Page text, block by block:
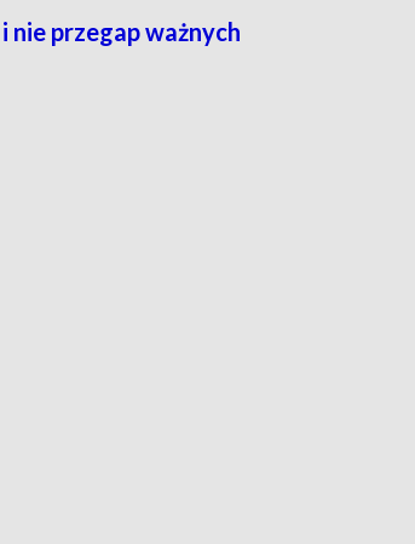
nie przegap ważnych